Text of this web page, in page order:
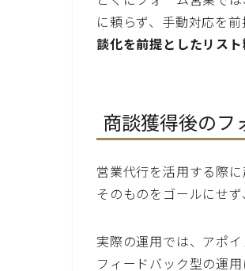
に頼らず、手動対応を
談化を前提としたリス
商談獲得後のフ
営業代行を活用する際
そのものをゴールにせず、
実際の運用では、アポ
フィードバック型の運